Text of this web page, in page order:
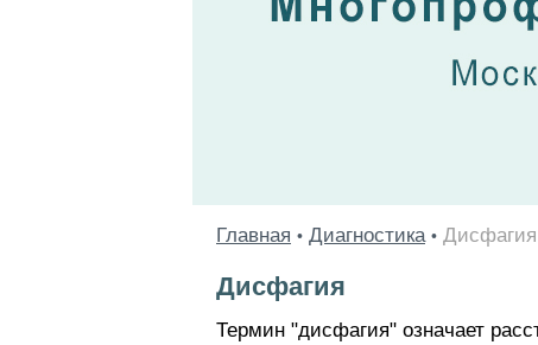
Главная • Диагностика • Дисфагия
Дисфагия
Термин "дисфагия" означает